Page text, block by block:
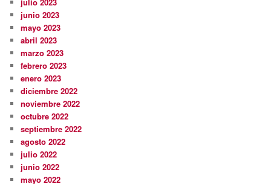
junio 2023
mayo 2023
abril 2023
marzo 2023
febrero 2023
enero 2023
diciembre 2022
noviembre 2022
octubre 2022
septiembre 2022
agosto 2022
julio 2022
junio 2022
mayo 2022